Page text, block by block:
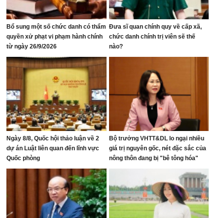
Bổ sung một số chức danh có thẩm
quyền xử phạt vi phạm hành chính
từ ngày 26/9/2026
Đưa sĩ quan chính quy về cấp xã,
chức danh chính trị viên sẽ thế
nào?
Ngày 8/8, Quốc hội thảo luận về 2
dự án Luật liên quan đến lĩnh vực
Quốc phòng
Bộ trưởng VHTT&DL lo ngại nhiều
giá trị nguyên gốc, nét đặc sắc của
nông thôn đang bị "bê tông hóa"